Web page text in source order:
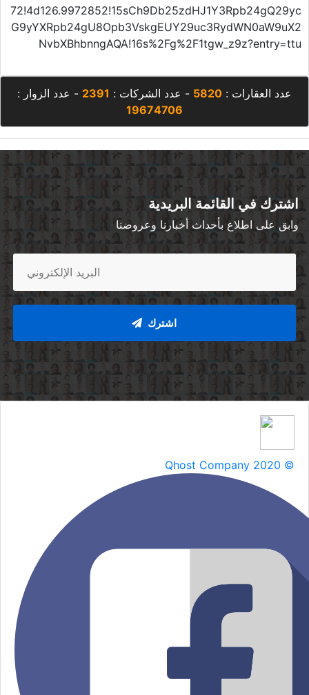
72!4d126.9972852!15sCh9Db25zdHJ1Y3Rpb24gQ29yc
G9yYXRpb24gU8Opb3VskgEUY29uc3RydWN0aW9uX2
NvbXBhbnngAQA!16s%2Fg%2F1tgw_z9z?entry=ttu
عدد العقارات : 5820 - عدد الشركات : 2391 - عدد الزوار :
19674706
اشترك في القائمة البريدية
وابق على اطلاع بأحداث أخبارنا وعروضنا
اشترك
Qhost Company 2020 ©